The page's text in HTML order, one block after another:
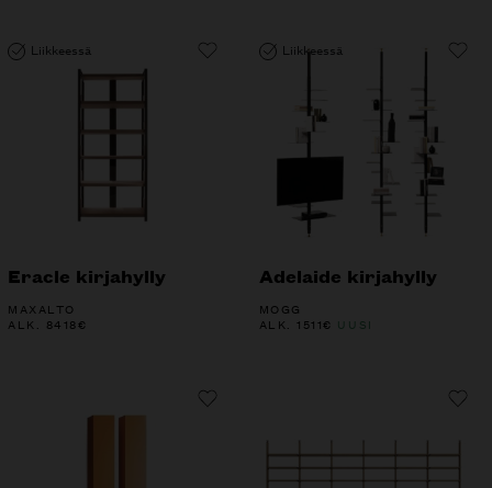
Liikkeessä
Eracle kirjahylly
MAXALTO
ALK. 8418€
Liikkeessä
Adelaide kirjahylly
MOGG
ALK.1511€ UUSI